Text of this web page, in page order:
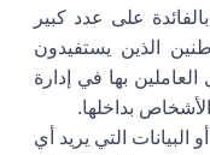
على عدد كبير
الذين يستفيدون
بها في إدارة
بداخلها.
التي يريد أي